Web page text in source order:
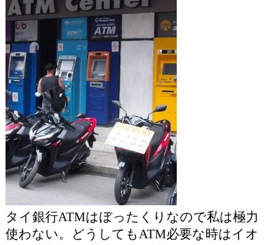
タイ銀行ATMはぼったくりなので私は極力
使わない。どうしてもATM必要な時はイオ